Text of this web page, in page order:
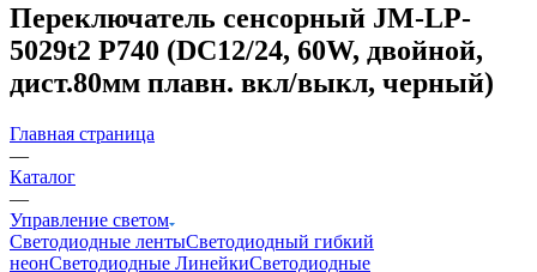
Переключатель сенсорный JM-LP-
5029t2 P740 (DC12/24, 60W, двойной,
дист.80мм плавн. вкл/выкл, черный)
Главная страница
—
Каталог
—
Управление светом
Светодиодные лентыСветодиодный гибкий
неонСветодиодные ЛинейкиСветодиодные